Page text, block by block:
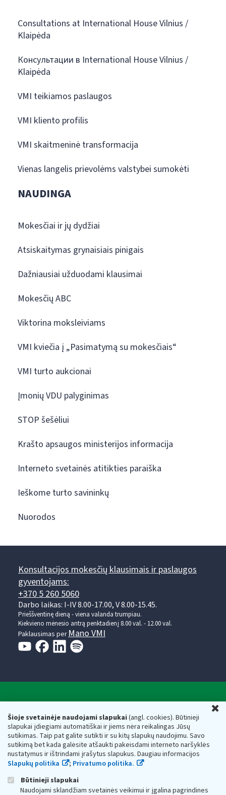
Šioje svetainėje naudojami slapukai(angl. cookies). Būtinieji
slapukai įdiegiami automatiškai ir jiems nėra reikalingas Jūsų
sutikimas. Taip pat galite sutikti ir su kitų slapukų naudojimu. Savo
sutikimą bet kada galėsite atšaukti pakeisdami interneto naršyklės
nustatymus ir ištrindami įrašytus slapukus. Daugiau informacijos
Slapukų politika
; Privatumo politika.
Būtinieji slapukai
Naudojami sklandžiam svetainės veikimui ir įgalina pagrindines
Consultations at International House Vilnius /
Klaipėda
Консультации в International House Vilnius /
Klaipėda
VMI teikiamos paslaugos
VMI kliento profilis
VMI skaitmeninė transformacija
Vienas langelis prievolėms valstybei sumokėti
NAUDINGA
Mokesčiai ir jų dydžiai
Atsiskaitymas grynaisiais pinigais
Dažniausiai užduodami klausimai
Mokesčių ABC
Viktorina moksleiviams
VMI kviečia į „Pasimatymą su mokesčiais“
VMI turto aukcionai
Įmonių VDU palyginimas
STOP šešėliui
Krašto apsaugos ministerijos informacija
Interneto svetainės atitikties paraiška
Ieškome turto savininkų
Nuorodos
Konsultacijos mokesčių klausimais ir paslaugos
gyventojams:
+370 5 260 5060
Darbo laikas: I-IV 8.00-17.00, V 8.00-15.45.
Prieššventinę dieną - viena valanda trumpiau.
Kiekvieno mėnesio antrą penktadienį 8.00 val. - 12.00 val.
Paklausimas per Mano VMI
Respublikos finansų ministerijos
Biudžetinė įstaiga. Juridinio asmens kodas — 188659752,
adresas: Vasario 16-osios g. 14, 01107 Vilnius, Lietuva, el.paštas:
vmi@vmi.lt, E. pristatymo dėžutės adresas 188659752
Duomenys apie Valstybinę mokesčių inspekciją prie Lietuvos
Respublikos finansų ministerijos kaupiami ir saugomi Juridinių